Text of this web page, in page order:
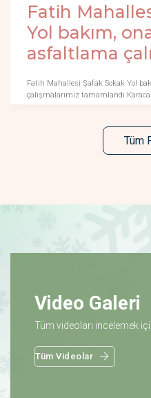
Fatih
Yol bakım,
asfaltlama
Fatih Mahallesi Şafak Sokak Yol
çalışmalarımız tamamlandı
Tüm
Video Galeri
Tüm videoları incelemek için
Tüm Videolar